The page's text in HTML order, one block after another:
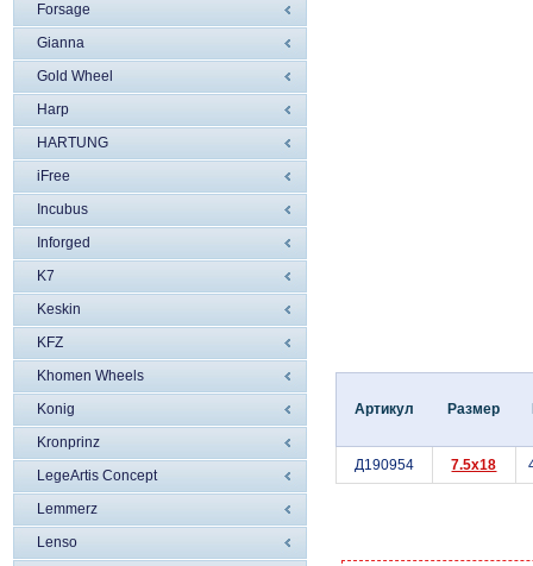
Forsage
Gianna
Gold Wheel
Harp
HARTUNG
iFree
Incubus
Inforged
K7
Keskin
KFZ
Khomen Wheels
Konig
Kronprinz
LegeArtis Concept
Lemmerz
Lenso
Артикул Размер
Д190954 7.5x18